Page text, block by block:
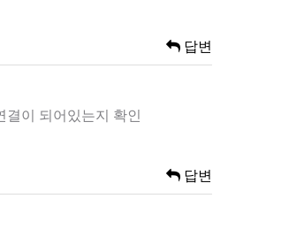
답변
이 되어있는지 확인
답변